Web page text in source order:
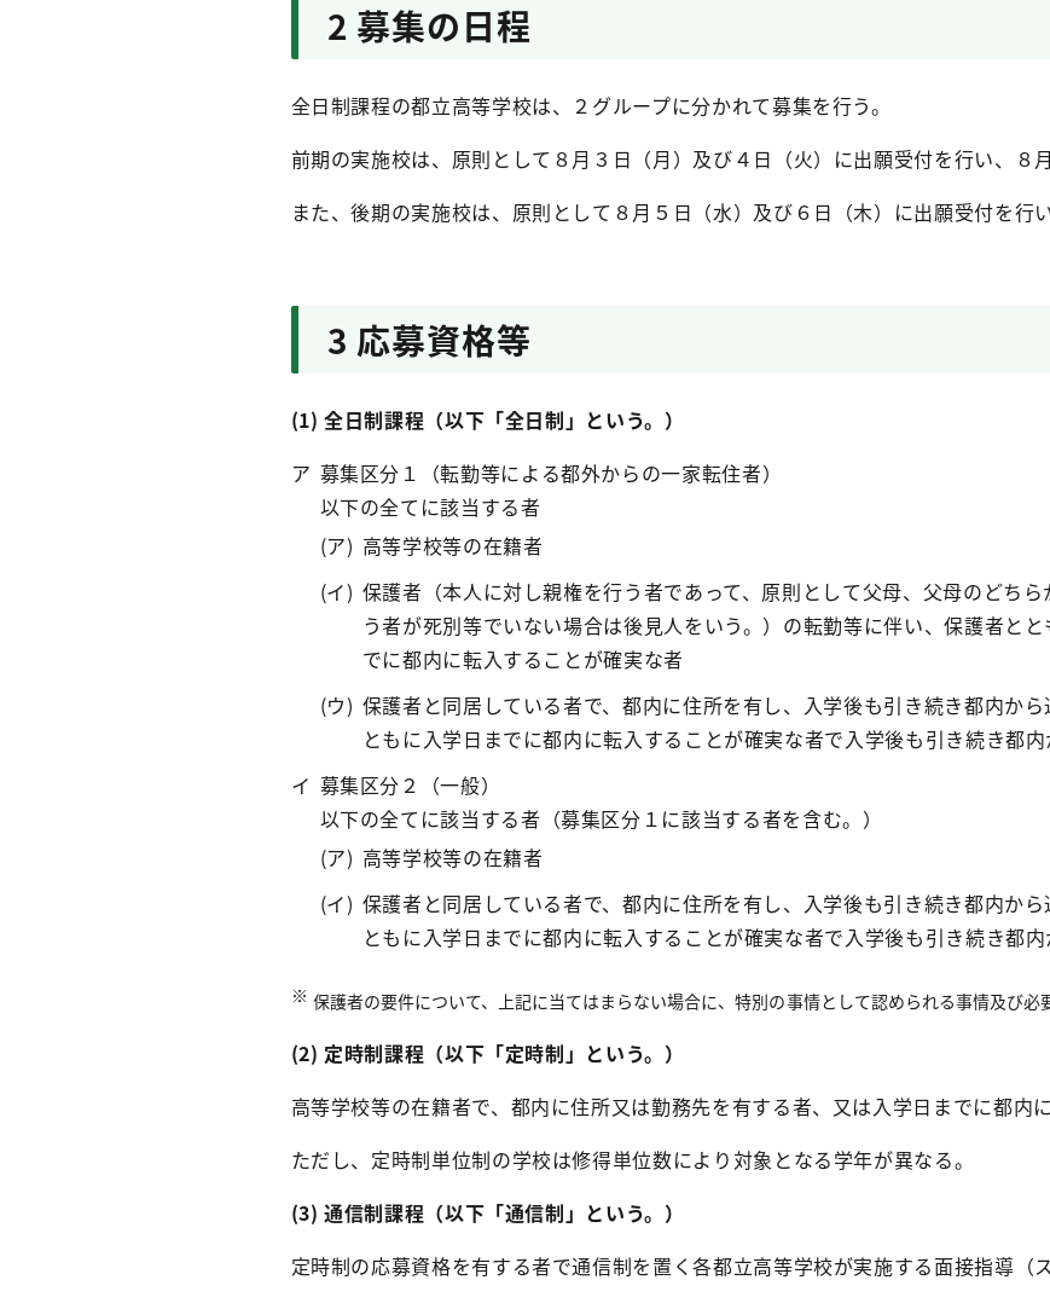
2 募集の日程
全日制課程の都立高等学校は、２グループに分かれて募集を行う。
前期の実施校は、原則として８月３日（月）及び４日（火）に出願受付を行い、８
また、後期の実施校は、原則として８月５日（水）及び６日（木）に出願受付を行
3 応募資格等
(1) 全日制課程（以下「全日制」という。）
募集区分１（転勤等による都外からの一家転住者）
以下の全てに該当する者
高等学校等の在籍者
保護者（本人に対し親権を行う者であって、原則として父母、父母のどち
う者が死別等でいない場合は後見人をいう。）の転勤等に伴い、保護者と
でに都内に転入することが確実な者
保護者と同居している者で、都内に住所を有し、入学後も引き続き都内か
ともに入学日までに都内に転入することが確実な者で入学後も引き続き都
募集区分２（一般）
以下の全てに該当する者（募集区分１に該当する者を含む。）
高等学校等の在籍者
保護者と同居している者で、都内に住所を有し、入学後も引き続き都内か
ともに入学日までに都内に転入することが確実な者で入学後も引き続き都
保護者の要件について、上記に当てはまらない場合に、特別の事情として認められる事情及び必
(2) 定時制課程（以下「定時制」という。）
高等学校等の在籍者で、都内に住所又は勤務先を有する者、又は入学日までに都内
ただし、定時制単位制の学校は修得単位数により対象となる学年が異なる。
(3) 通信制課程（以下「通信制」という。）
定時制の応募資格を有する者で通信制を置く各都立高等学校が実施する面接指導（